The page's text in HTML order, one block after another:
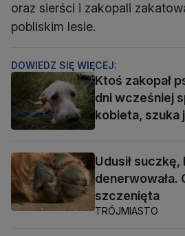
oraz sierści i zakopali
pobliskim lesie.
DOWIEDZ SIĘ WIĘCEJ:
Ktoś zakopał
dni wcześniej
kobieta, szuka
Udusił suczkę,
denerwowała.
szczenięta
TRÓJMIASTO